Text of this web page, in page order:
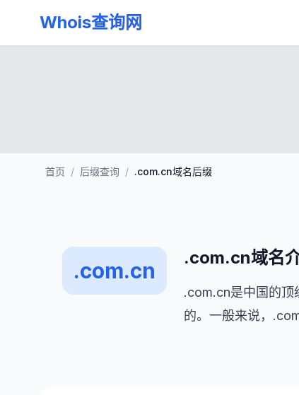
Whois查询网
首页 / 后缀查询 / .com.cn域名后缀
.com.cn
.com.cn域名
.com.cn是中国的顶
的。一般来说，